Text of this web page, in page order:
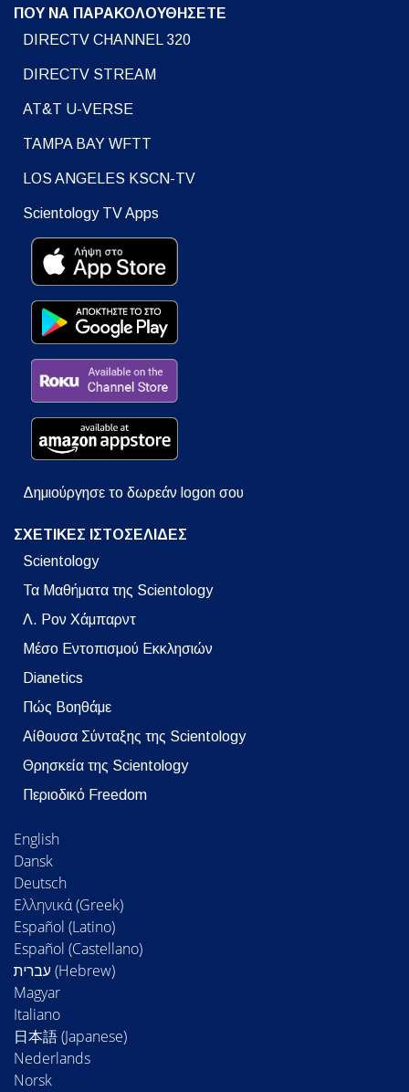
ΠΟΥ ΝΑ ΠΑΡΑΚΟΛΟΥΘΗΣΕΤΕ
DIRECTV CHANNEL 320
DIRECTV STREAM
AT&T U-VERSE
TAMPA BAY WFTT
LOS ANGELES KSCN-TV
Scientology TV Apps
Δημιούργησε το δωρεάν logon σου
ΣΧΕΤΙΚΕΣ ΙΣΤΟΣΕΛΙΔΕΣ
Scientology
Τα Μαθήματα της Scientology
Λ. Ρον Χάμπαρντ
Μέσο Εντοπισμού Εκκλησιών
Dianetics
Πώς Βοηθάμε
Αίθουσα Σύνταξης της Scientology
Θρησκεία της Scientology
Περιοδικό Freedom
English
Dansk
Deutsch
Ελληνικά (Greek)
Español (Latino)
Español (Castellano)
Magyar
Italiano
日本語 (Japanese)
Nederlands
Norsk